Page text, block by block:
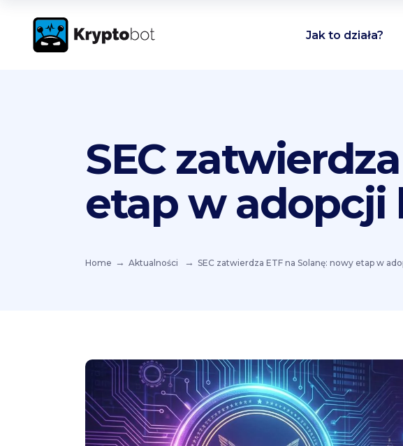
Jak to działa?
SEC
etap w
Home Aktualności SEC zatwierdza ETF na Solanę: nowy etap w